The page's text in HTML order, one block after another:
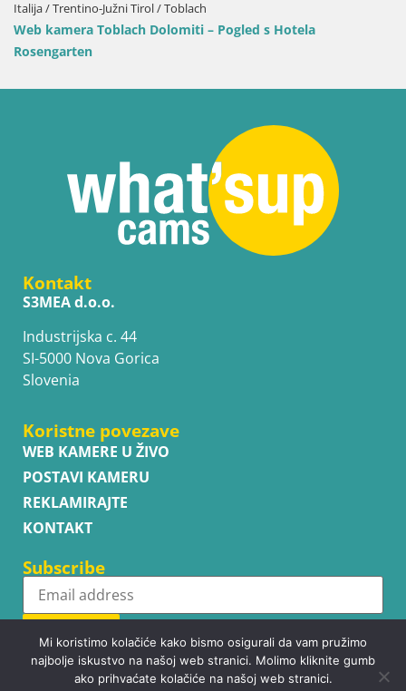
s Hotela
Hrvatska / Ličko-Senjska / Senj
Web kamera Senj luka – Lukobran i
Kontakt
S3MEA d.o.o.
Industrijska c. 44
SI-5000 Nova Gorica
Slovenia
Koristne povezave
WEB KAMERE U ŽIVO
POSTAVI KAMERU
REKLAMIRAJTE
KONTAKT
Subscribe
Subscribe
Mi koristimo kolačiće kako bismo osigurali da vam pružimo
najbolje iskustvo na našoj web stranici. Molimo kliknite gumb
ako prihvaćate kolačiće na našoj web stranici.